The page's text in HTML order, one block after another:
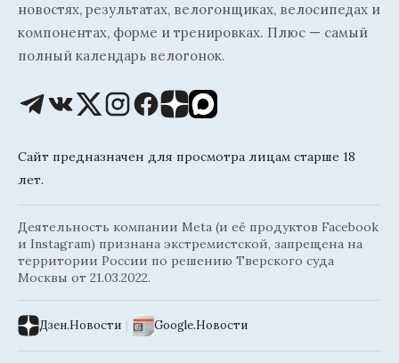
новостях, результатах, велогонщиках, велосипедах и
компонентах, форме и тренировках. Плюс — самый
полный календарь велогонок.
Сайт предназначен для просмотра лицам старше 18
лет.
Деятельность компании Meta (и её продуктов Facebook
и Instagram) признана экстремистской, запрещена на
территории России по решению Тверского суда
Москвы от 21.03.2022.
Дзен.Новости | Google.Новости